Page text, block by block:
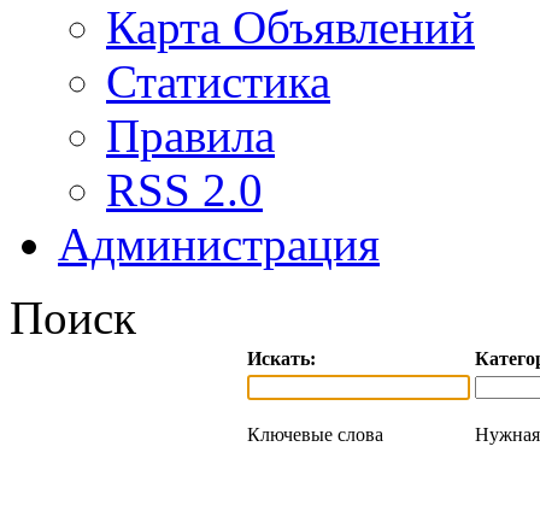
Карта Объявлений
Статистика
Правила
RSS 2.0
Администрация
Поиск
Искать:
Ключевые слова Нужная